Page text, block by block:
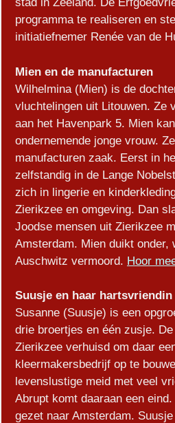
stad in Zeeland. De
programma te realiseren en
initiatiefnemer Renée van de
Mien en de manufacturen
Wilhelmina (Mien) is de
vluchtelingen uit Litouwen. Ze
aan het Havenpark 5. Mien
ondernemende jonge vrouw.
manufacturen zaak. Eerst in
zelfstandig in de Lange
zich in lingerie en
Zierikzee en omgeving. Dan
Joodse mensen uit Zierikzee
Amsterdam. Mien duikt onder,
Auschwitz vermoord. Hoor
Suusje en haar hartsvriendin
Susanne (Suusje) is een
drie broertjes en één zusje.
Zierikzee verhuisd om daar
kleermakersbedrijf op te
levenslustige meid met veel
Abrupt komt daaraan een
gezet naar Amsterdam.